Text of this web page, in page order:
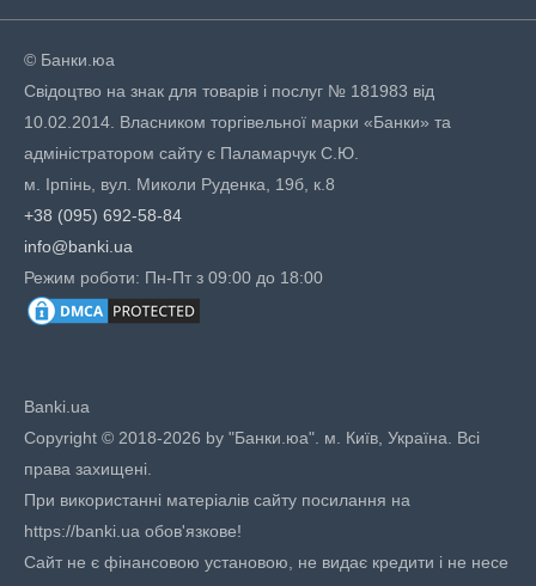
© Банки.юа
Свідоцтво на знак для товарів і послуг № 181983 від
10.02.2014. Власником торгівельної марки «Банки» та
адміністратором сайту є Паламарчук С.Ю.
м. Ірпінь, вул. Миколи Руденка, 19б, к.8
+38 (095) 692-58-84
info@banki.ua
Режим роботи: Пн-Пт з 09:00 до 18:00
Banki.ua
Copyright © 2018-2026 by "Банки.юа". м. Київ, Україна. Всі
права захищені.
При використанні матеріалів сайту посилання на
https://banki.ua обов'язкове!
Сайт не є фінансовою установою, не видає кредити і не несе